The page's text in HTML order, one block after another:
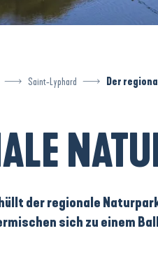
Saint-Lyphard Der
derregionale
sich zu einem